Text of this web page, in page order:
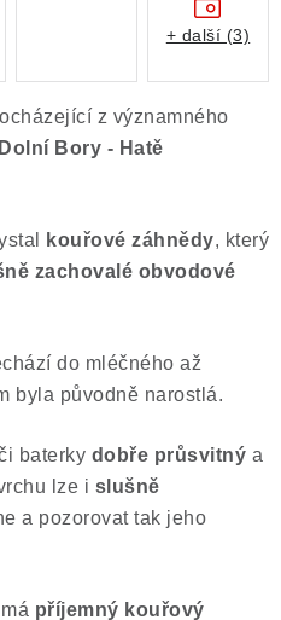
z významného
Dolní Bory - Hatě
kouřové záhnědy, který
zachovalé obvodové
do mléčného až
byla původně narostlá.
baterky dobře průsvitný a
lze i slušně
a pozorovat tak jeho
příjemný kouřový
+ další (3)